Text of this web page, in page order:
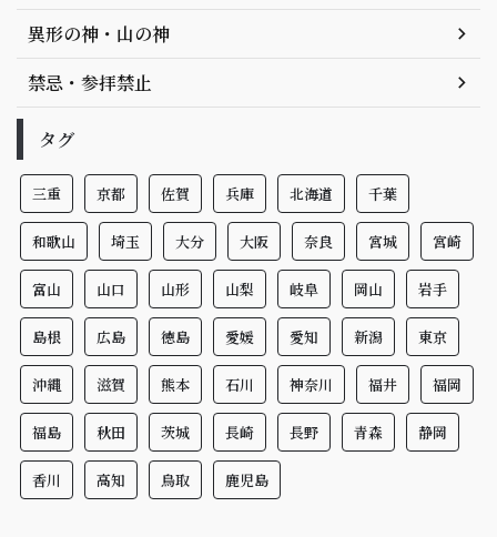
異形の神・山の神
禁忌・参拝禁止
タグ
三重 京都 佐賀 兵庫 北海道 千葉
和歌山 埼玉 大分 大阪 奈良 宮城 宮崎
富山 山口 山形 山梨 岐阜 岡山 岩手
島根 広島 徳島 愛媛 愛知 新潟 東京
沖縄 滋賀 熊本 石川 神奈川 福井 福岡
福島 秋田 茨城 長崎 長野 青森 静岡
香川 高知 鳥取 鹿児島